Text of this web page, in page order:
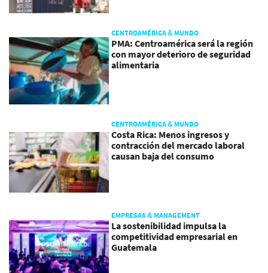
CENTROAMÉRICA & MUNDO
PMA: Centroamérica será la región
con mayor deterioro de seguridad
alimentaria
CENTROAMÉRICA & MUNDO
Costa Rica: Menos ingresos y
contracción del mercado laboral
causan baja del consumo
EMPRESAS & MANAGEMENT
La sostenibilidad impulsa la
competitividad empresarial en
Guatemala